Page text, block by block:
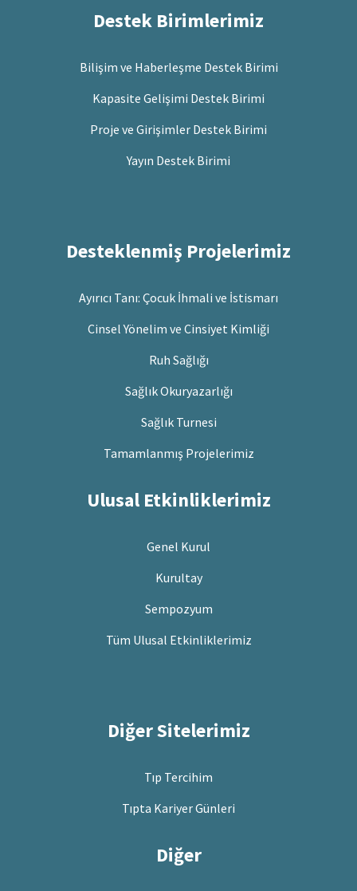
Destek Birimlerimiz
Bilişim ve Haberleşme Destek Birimi
Kapasite Gelişimi Destek Birimi
Proje ve Girişimler Destek Birimi
Yayın Destek Birimi
Desteklenmiş Projelerimiz
Ayırıcı Tanı: Çocuk İhmali ve İstismarı
Cinsel Yönelim ve Cinsiyet Kimliği
Ruh Sağlığı
Sağlık Okuryazarlığı
Sağlık Turnesi
Tamamlanmış Projelerimiz
Ulusal Etkinliklerimiz
Genel Kurul
Kurultay
Sempozyum
Tüm Ulusal Etkinliklerimiz
Diğer Sitelerimiz
Tıp Tercihim
Tıpta Kariyer Günleri
Diğer